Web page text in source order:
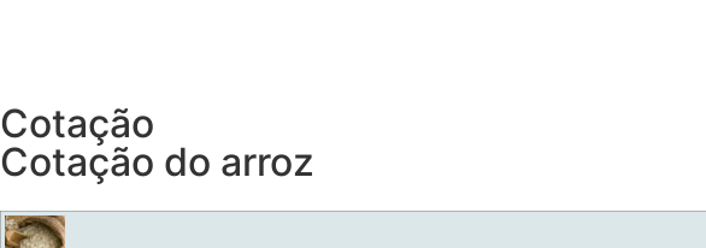
Cotação
Cotação do arroz